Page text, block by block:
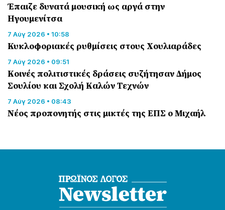
Έπαιζε δυνατά μουσική ως αργά στην
Ηγουμενίτσα
7 Αύγ 2026 • 10:58
Κυκλοφοριακές ρυθμίσεις στους Χουλιαράδες
7 Αύγ 2026 • 09:51
Κοινές πολιτιστικές δράσεις συζήτησαν Δήμος
Σουλίου και Σχολή Καλών Τεχνών
7 Αύγ 2026 • 08:43
Νέος προπονητής στις μικτές της ΕΠΣ ο Μιχαήλ